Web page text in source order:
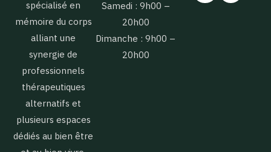
spécialisé en
mémoire du corps
alliant une
synergie de
professionnels
thérapeutiques
alternatifs et
plusieurs espaces
dédiés au bien être
Samedi : 9h00 –
20h00
Dimanche : 9h00 –
20h00